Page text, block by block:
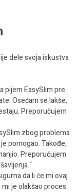
dele svoja iskustva
pijem EasySlim pre
Osećam se lakše,
Preporučujem
zbog problema
pomogao. Takođe,
Preporučujem
da li će mi ovaj
je olakšao proces